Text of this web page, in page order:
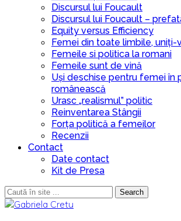
Discursul lui Foucault
Discursul lui Foucault –
Equity versus Efficiency
Femei din toate limbile, uniți-
Femeile si politica la romani
Femeile sunt de vină
Uși deschise pentru femei în
românească
Urasc „realismul” politic
Reinventarea Stângii
Forța politică a femeilor
Recenzii
Contact
Date contact
Kit de Presa
Search